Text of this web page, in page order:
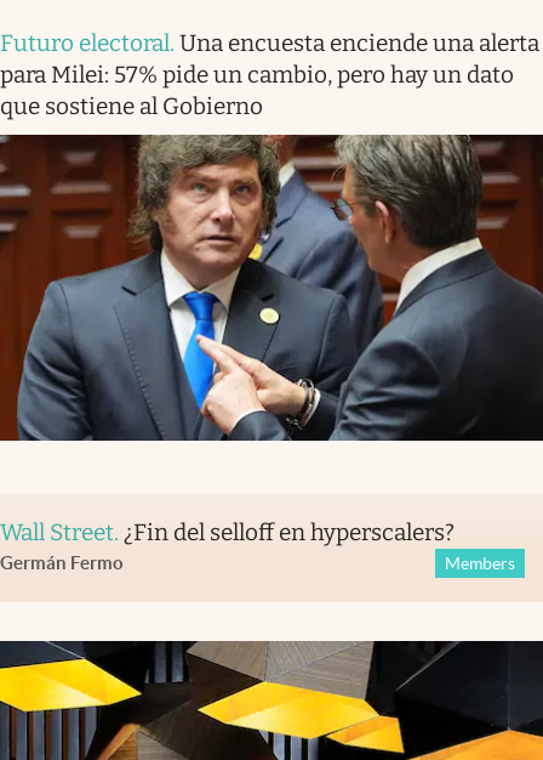
Futuro electoral. Una encuesta enciende una alerta
para Milei: 57% pide un cambio, pero hay un dato
que sostiene al Gobierno
Wall Street. ¿Fin del selloff en hyperscalers?
Germán Fermo Members